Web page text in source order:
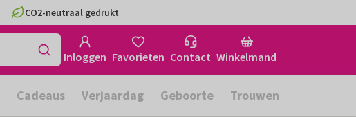
CO2-neutraal gedrukt
Inloggen Favorieten Contact Winkelmand
Cadeaus Verjaardag Geboorte Trouwen